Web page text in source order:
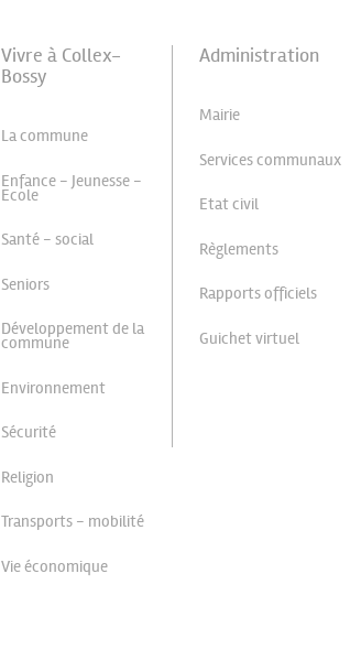
Vivre à Collex-
Bossy
La commune
Enfance - Jeunesse -
Ecole
Santé - social
Seniors
Développement de la
commune
Environnement
Sécurité
Religion
Transports - mobilité
Vie économique
Administration
Mairie
Services communaux
Etat civil
Règlements
Rapports officiels
Guichet virtuel